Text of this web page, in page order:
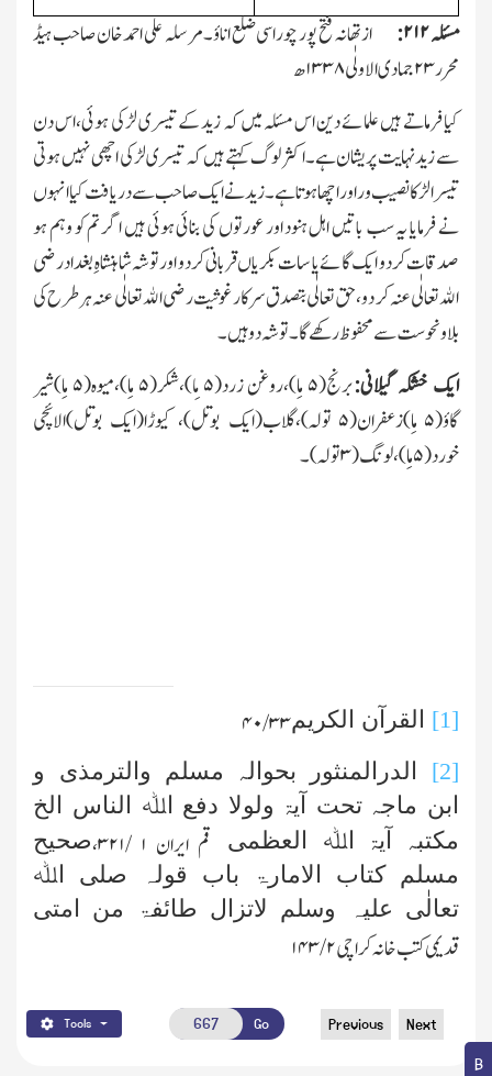
مسئلہ۲۱۲:
ازتھانہ فتح پور چوراسی ضلع اناؤ۔مرسلہ علی احمد خان صاحب ہیڈ
محرر۲۳جمادی الاولٰی۱۳۳۸ھ
کیا فرماتے ہیں علمائے دین اس مسئلہ میں کہ زید کے تیسری لڑکی ہوئی،اس دن
سے زید نہایت پریشان ہے۔اکثر لوگ کہتے ہیں کہ تیسری لڑکی اچھی نہیں ہوتی
تیسرا لڑکا نصیب ور اور اچھا ہوتا ہے۔زید نے ایك صاحب سے دریافت کیا انہوں
نے فرمایا یہ سب باتیں اہل ہنود اور عورتوں کی بنائی ہوئی ہیں اگر تم کو وہم ہو
صدقات کردو ایك گائے یا سات بکریاں قربانی کردو اور توشہ شاہنشاہِ بغداد رضی
اﷲ تعالٰی عنہ کر دو،حق تعالٰی بتصدق سرکار غوثیت رضی اﷲ تعالٰی عنہ ہر طرح کی
بلاو نحوست سے محفوظ رکھے گا۔توشہ دو ہیں۔
ایك خشکہ گیلانی:برنج(۵ماِ)،روغن زرد(۵مِا)،شکر(۵ماِ)،میوہ(۵ماِ)شیر
گاؤ(۵ ماِ)زعفران(۵ تولہ)،گلاب(ایك بوتل)، کیوڑا(ایك بوتل)الائچی
خورد(۵ماِ)،لونگ(۳تولہ)۔
[1] القرآن الکریم۳۳ /۴۰
[2] الدرالمنثور بحوالہ مسلم والترمذی و
ابن ماجہ تحت آیۃ ولولا دفع اﷲ الناس الخ
مکتبہ آیۃ اﷲ العظمی
قم ایران ۱ /۳۲۱،
صحیح
مسلم کتاب الامارۃ باب قولہ صلی اﷲ
تعالٰی علیہ وسلم لاتزال طائفۃ من امتی
قدیمی کتب خانہ کراچی۲ /۱۴۳
Tools Go Previous Next